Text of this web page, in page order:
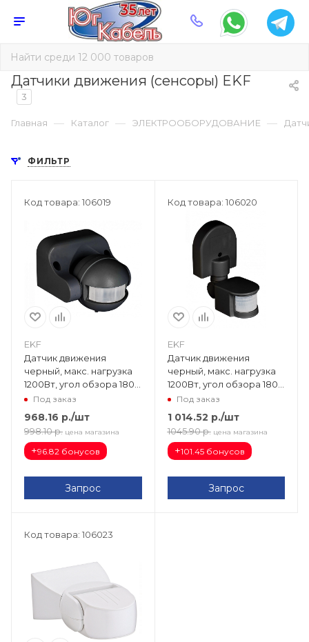
Датчики движения (сенсоры) EKF
3
Главная — Каталог — ЭЛЕКТРООБОРУДОВАНИЕ —
ФИЛЬТР
Код товара: 106019
EKF
Датчик движения
черный, макс. нагрузка
1200Вт, угол обзора 180°,
дальность 12м IP44 dd-
Под заказ
968.16 р./шт
998.10 р. цена магазина
+96.82 бонусов
Запрос
Код товара: 106020
EKF
Датчик движения
черный, макс. нагрузка
1200Вт, угол обзора 180°,
дальность 12м IP44 dd-
Под заказ
1 014.52 р./шт
1045.90 р. цена магазина
+101.45 бонусов
Запрос
Код товара: 106023